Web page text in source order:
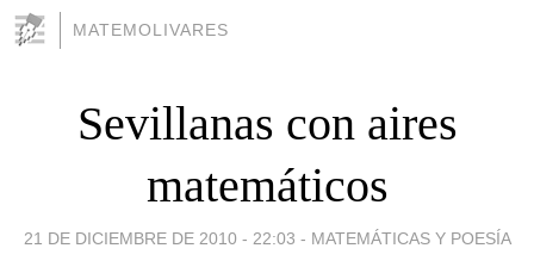
MATEMOLIVARES
Sevillanas con aires
matemáticos
21 DE DICIEMBRE DE 2010 - 22:03 - MATEMÁTICAS Y POESÍA